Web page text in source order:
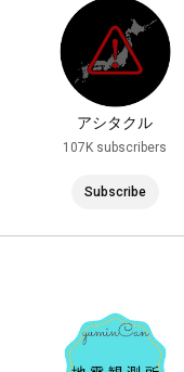
アシタクル
107K subscribers
Subscribe